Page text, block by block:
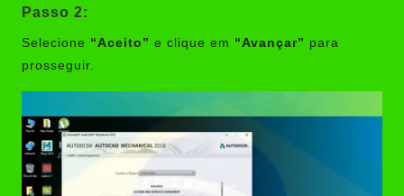
Passo 2:
Selecione “Aceito” e clique em “Avançar” para
prosseguir.